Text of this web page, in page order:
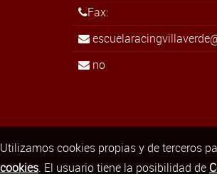
Fax:
no
Utilizamos cookies propias y de terceros
cookies. El usuario tiene la posibilidad de